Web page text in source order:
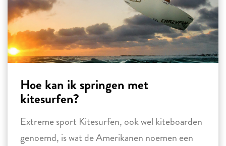
Hoe kan ik springen met
kitesurfen?
Extreme sport Kitesurfen, ook wel kiteboarden
genoemd, is wat de Amerikanen noemen een